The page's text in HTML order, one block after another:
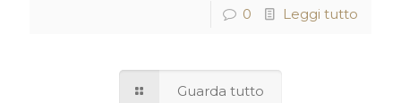
0 Leggi tutto
Guarda tutto